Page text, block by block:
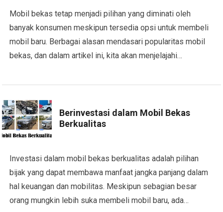
Mobil bekas tetap menjadi pilihan yang diminati oleh
banyak konsumen meskipun tersedia opsi untuk membeli
mobil baru. Berbagai alasan mendasari popularitas mobil
bekas, dan dalam artikel ini, kita akan menjelajahi…
Berinvestasi dalam Mobil Bekas
Berkualitas
Investasi dalam mobil bekas berkualitas adalah pilihan
bijak yang dapat membawa manfaat jangka panjang dalam
hal keuangan dan mobilitas. Meskipun sebagian besar
orang mungkin lebih suka membeli mobil baru, ada…